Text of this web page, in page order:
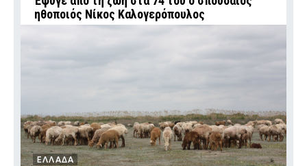
ηθοποιός Νίκος Καλογερόπουλος
ΕΛΛΑΔΑ